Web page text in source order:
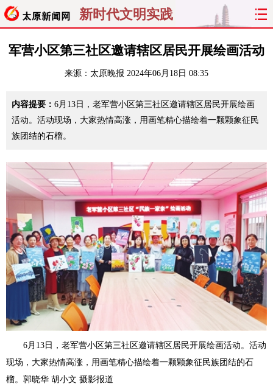
新时代文明实践
首页 聚焦 太原 山西
关注 文明
纵横 曝光 综合 专题
旅游
看天下 晋月读 最太原 网罗民生
太原日报 太原晚报 热评 社区
军营小区第三社区邀请辖区居民开展绘画活动
来源： 太原晚报 2024年06月18日 08:35
内容提要： 6月13日，老军营小区第三社区邀请辖区居民开展绘画
活动。活动现场，大家热情高涨，用画笔精心描绘着一颗颗象征民
族团结的石榴。
6月13日，老军营小区第三社区邀请辖区居民开展绘画活动。活动
现场，大家热情高涨，用画笔精心描绘着一颗颗象征民族团结的石
榴。 郭晓华 胡小文 摄影报道